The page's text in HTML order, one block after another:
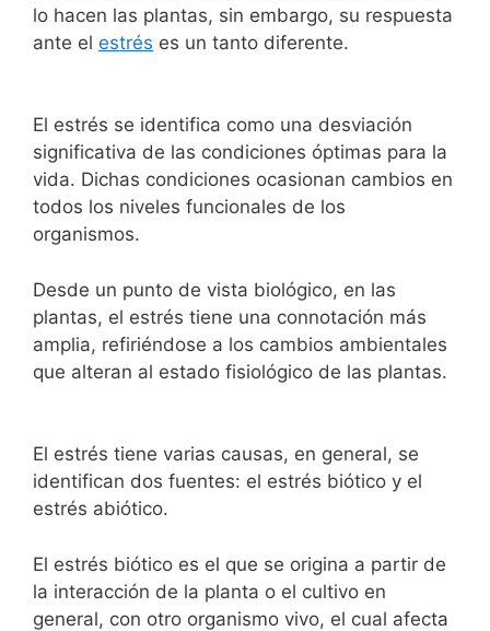
lo hacen las plantas, sin embargo, su respuesta
ante el estrés es un tanto diferente.
El estrés se identifica como una desviación
significativa de las condiciones óptimas para la
vida. Dichas condiciones ocasionan cambios en
todos los niveles funcionales de los
organismos.
Desde un punto de vista biológico, en las
plantas, el estrés tiene una connotación más
amplia, refiriéndose a los cambios ambientales
que alteran al estado fisiológico de las plantas.
El estrés tiene varias causas, en general, se
identifican dos fuentes: el estrés biótico y el
estrés abiótico.
El estrés biótico es el que se origina a partir de
la interacción de la planta o el cultivo en
general, con otro organismo vivo, el cual afecta